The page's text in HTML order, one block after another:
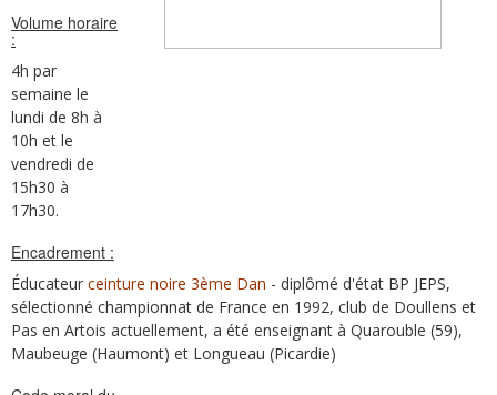
Volume horaire
:
4h par
semaine le
lundi de 8h à
10h et le
vendredi de
15h30 à
17h30.
Encadrement :
Éducateur ceinture noire 3ème Dan - diplômé d'état BP JEPS,
sélectionné championnat de France en 1992, club de Doullens et
Pas en Artois actuellement, a été enseignant à Quarouble (59),
Maubeuge (Haumont) et Longueau (Picardie)